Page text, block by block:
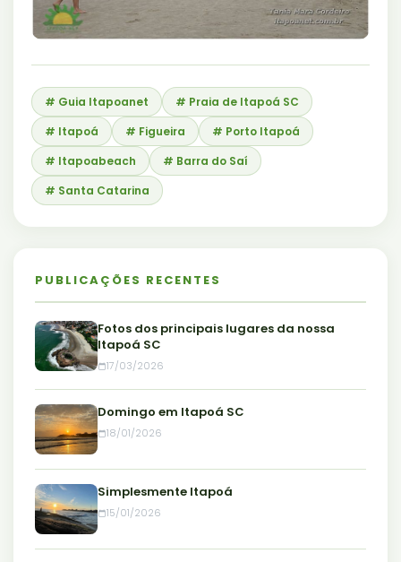
# Guia Itapoanet
# Praia de Itapoá SC
# Itapoá
# Figueira
# Porto Itapoá
# Itapoabeach
# Barra do Saí
# Santa Catarina
PUBLICAÇÕES RECENTES
Fotos dos principais lugares da nossa
Itapoá SC
17/03/2026
Domingo em Itapoá SC
18/01/2026
Simplesmente Itapoá
15/01/2026